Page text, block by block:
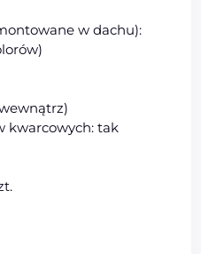
w dachu):
kwarcowych: tak